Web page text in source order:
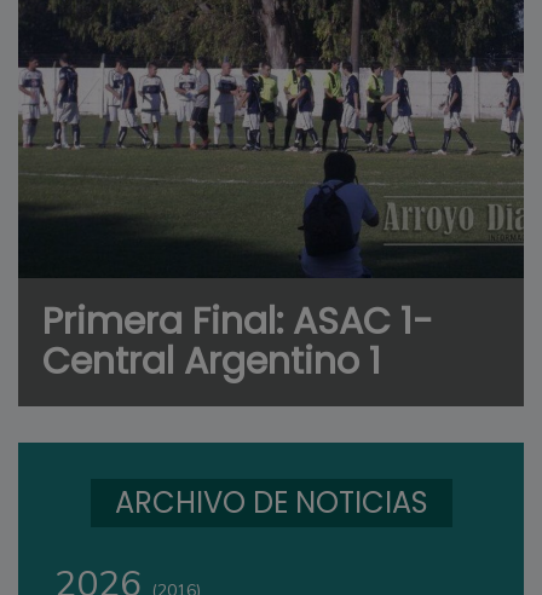
Primera Final: ASAC 1-
Central Argentino 1
ARCHIVO DE NOTICIAS